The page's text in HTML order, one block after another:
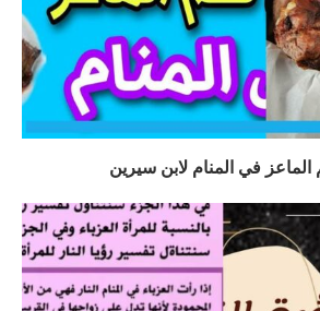
الماعز في المنام لابن سيرين